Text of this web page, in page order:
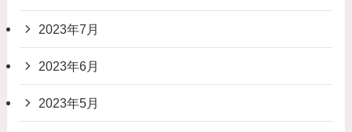
2023年7月
2023年6月
2023年5月